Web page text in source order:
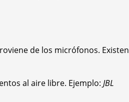
de los micrófonos. Existen
al aire libre. Ejemplo: JBL